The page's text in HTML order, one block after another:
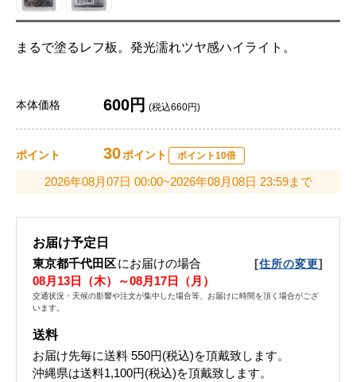
まるで塗るレフ板。発光濡れツヤ感ハイライト。
本体価格 600円 (税込660円)
ポイント 30ポイント ポイント10倍
2026年08月07日 00:00~2026年08月08日 23:59まで
お届け予定日
東京都千代田区にお届けの場合 [住所の変更]
08月13日（木）～08月17日（月）
交通状況・天候の影響や注文が集中した場合等、お届けに時間を頂く場合がござ
います。
送料
お届け先毎に送料 550円(税込)を頂戴致します。
沖縄県は送料1,100円(税込)を頂戴致します。